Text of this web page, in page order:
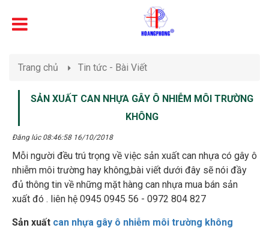
Trang chủ Tin tức - Bài Viết
SẢN XUẤT CAN NHỰA GÂY Ô NHIỄM MÔI TRƯỜNG
KHÔNG
Đăng lúc 08:46:58 16/10/2018
Mỗi người đều trú trọng về việc sản xuất can nhựa có gây ô
nhiễm môi trường hay không,bài viết dưới đây sẽ nói đầy
đủ thông tin về những mặt hàng can nhựa mua bán sản
xuất đó . liên hệ 0945 0945 56 - 0972 804 827
Sản xuất can nhựa gây ô nhiễm môi trường không